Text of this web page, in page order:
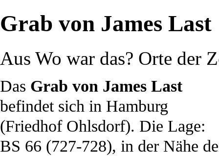
Grab von James Last
Aus Wo war das? Orte der
Das Grab von James Last
befindet sich in Hamburg
(Friedhof Ohlsdorf). Die Lage:
BS 66 (727-728), in der Nähe